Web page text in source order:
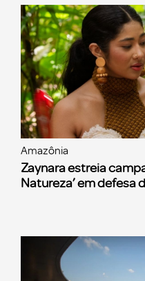
Amazônia
Zaynara estreia
Natureza’ em defesa